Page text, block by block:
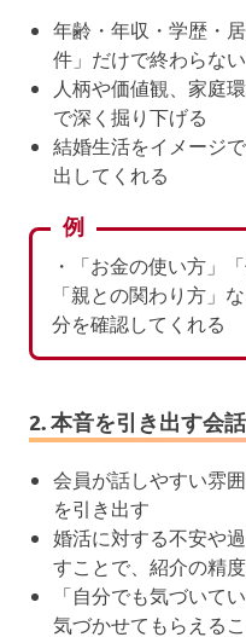
年齢・年収・学歴・
件」だけで終わらない
人柄や価値観、家庭
で深く掘り下げる
結婚生活をイメージ
出してくれる
例
・「お金の使い方」
「親との関わり方」
分を確認してくれる
2. 本音を引き出す会
会員が話しやすい雰
を引き出す
婚活に対する不安や
すことで、紹介の精
「自分でも気づいて
気づかせてもらえる